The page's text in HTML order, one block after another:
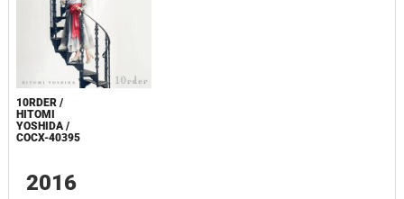
10RDER /
HITOMI
YOSHIDA /
COCX-40395
2016